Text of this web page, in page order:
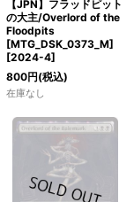
【JPN】フラッドピット
の大主/Overlord of the
Floodpits
[MTG_DSK_0373_M]
[2024-4]
800円(税込)
在庫なし